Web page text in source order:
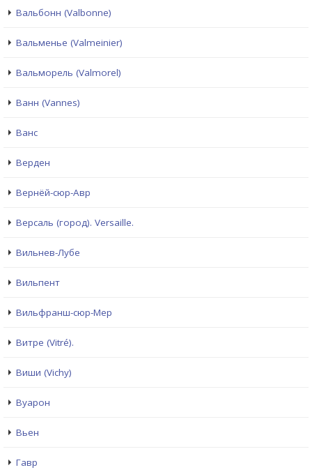
Вальбонн (Valbonne)
Вальменье (Valmeinier)
Вальморель (Valmorel)
Ванн (Vannes)
Ванс
Верден
Вернёй-сюр-Авр
Версаль (город). Versaille.
Вильнев-Лубе
Вильпент
Вильфранш-сюр-Мер
Витре (Vitré).
Виши (Vichy)
Вуарон
Вьен
Гавр